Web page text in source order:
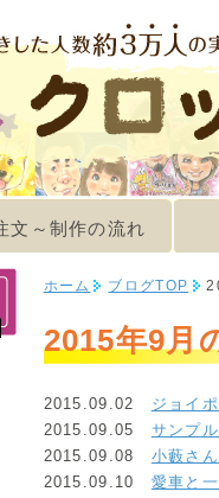
文～制作の流れ
ホーム ブログTOP
2015年9月
2015.09.02 ジョイ
2015.09.05 サンプ
2015.09.08 小藪さ
2015.09.10 愛車と